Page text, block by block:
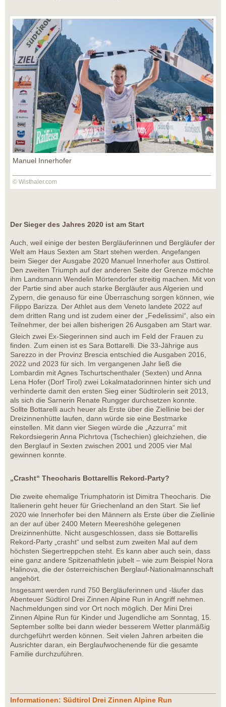
Manuel Innerhofer
© Wisthaler.com
Der Sieger des Jahres 2020 ist am Start
Auch, weil einige der besten Bergläuferinnen und Bergläufer der
Welt am Haus Sexten am Start stehen werden. Angefangen
beim Sieger der Ausgabe 2020 Manuel Innerhofer aus Osttirol.
Den zweiten Triumph auf der anderen Seite der Grenze möchte
ihm Landsmann Wendelin Mörtendorfer streitig machen. Mit von
der Partie sind aber auch starke Bergläufer aus Algerien und
Zypern, die genauso für eine Überraschung sorgen können, wie
Filippo Barizza. Der Athlet aus dem Veneto landete 2022 auf
dem dritten Rang und ist zudem einer der „Fedelissimi“, also ein
Teilnehmer, der bei allen bisherigen 26 Ausgaben am Start war.
Gleich zwei Ex-Siegerinnen sind auch im Feld der Frauen zu
finden. Zum einen ist es Sara Bottarelli. Die 33-Jährige aus
Sarezzo in der Provinz Brescia entschied die Ausgaben 2016,
2022 und 2023 für sich. Im vergangenen Jahr ließ die
Lombardin mit Agnes Tschurtschenthaler (Sexten) und Anna
Lena Hofer (Dorf Tirol) zwei Lokalmatadorinnen hinter sich und
verhinderte damit den ersten Sieg einer Südtirolerin seit 2013,
als sich die Sarnerin Renate Rungger durchsetzen konnte.
Sollte Bottarelli auch heuer als Erste über die Ziellinie bei der
Dreizinnenhütte laufen, dann würde sie eine Bestmarke
einstellen. Mit dann vier Siegen würde die „Azzurra“ mit
Rekordsiegerin Anna Pichrtova (Tschechien) gleichziehen, die
den Berglauf in Sexten zwischen 2001 und 2005 vier Mal
gewinnen konnte.
„Crasht“ Theocharis Bottarellis Rekord-Party?
Die zweite ehemalige Triumphatorin ist Dimitra Theocharis. Die
Italienerin geht heuer für Griechenland an den Start. Sie lief
2020 wie Innerhofer bei den Männern als Erste über die Ziellinie
an der auf über 2400 Metern Meereshöhe gelegenen
Dreizinnenhütte. Nicht ausgeschlossen, dass sie Bottarellis
Rekord-Party „crasht“ und selbst zum zweiten Mal auf dem
höchsten Siegertreppchen steht. Es kann aber auch sein, dass
eine ganz andere Spitzenathletin jubelt – wie zum Beispiel Nora
Halinova, die der österreichischen Berglauf-Nationalmannschaft
angehört.
Insgesamt werden rund 750 Bergläuferinnen und -läufer das
Abenteuer Südtirol Drei Zinnen Alpine Run in Angriff nehmen.
Nachmeldungen sind vor Ort noch möglich. Der Mini Drei
Zinnen Alpine Run für Kinder und Jugendliche am Sonntag, 15.
September sollte bei dann wieder besserem Wetter planmäßig
durchgeführt werden können. Seit vielen Jahren arbeiten die
Ausrichter daran, ein Berglaufwochenende für die gesamte
Familie durchzuführen.
Informationen: Südtirol Drei Zinnen Alpine Run